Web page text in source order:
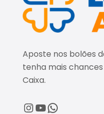
Aposte nos bolões
tenha mais
Caixa.
Central de